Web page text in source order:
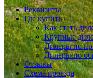
Реквизиты
Где купить
Как стать
Крупные
Дилеры по
Дилеры по
Отзывы
Схема проезда